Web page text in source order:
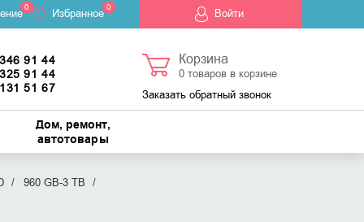
0 Избранное 0 Войти
91 44
91 44
51 67
Корзина
0товаров в корзине
Заказать обратный звонок
Дом, ремонт,
автотовары
960 GB-3 TB